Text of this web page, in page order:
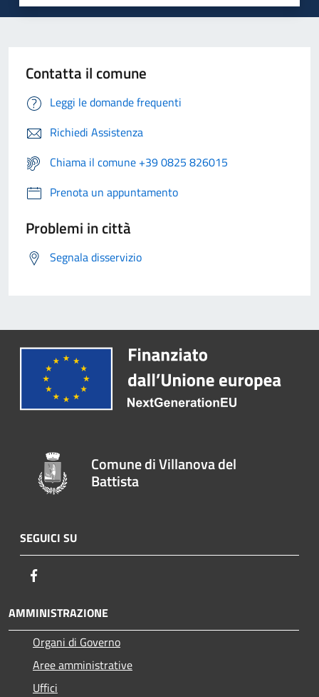
Contatta il comune
Leggi le domande frequenti
Richiedi Assistenza
Chiama il comune +39 0825 826015
Prenota un appuntamento
Problemi in città
Segnala disservizio
Comune di Villanova del
Battista
SEGUICI SU
AMMINISTRAZIONE
Organi di Governo
Aree amministrative
Uffici